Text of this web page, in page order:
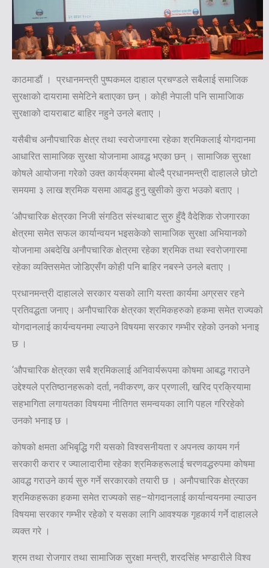
काठमाडौं । प्रधानमन्त्री पुष्पकमल दाहाल प्रचण्डले सबैलाई समाजिक
सुरक्षाको दायरामा समेटिने बताएका छन् । कोही नेपाली पनि सामाजिाक
सुरक्षाको दायराबाट बाहिर नहुने उनले बताए ।
यसैबीच अनौपचारिक क्षेत्र तथा स्वरोजगारमा रहेका श्रमिकलाई योगदानमा
आधारित सामाजिक सुरक्षा योजनामा आवद्ध भएका छन् । सामाजिक सुरक्षा
कोषले आयोजना गरेको उक्त कार्यक्रममा बोल्दै प्रधानमन्त्री दाहालले छोटो
समयमा ३ लाख श्रमिक यसमा आवद्ध हुनु खुसीको कुरा भउको बताए ।
‘औपचारिक क्षेत्रका निजी संगठित संस्थाबाट सुरु हुँदै वैदेशिक रोजगारका
क्षेत्रमा समेत सफल कार्यान्वयन भइसकेको सामाजिक सुरक्षा अभियानको
योजनामा अबदेखि अनौपचारिक क्षेत्रमा रहेका श्रमिक तथा स्वरोजगारमा
रहेका व्यक्तिसमेत जोडिएसँग कोही पनि बाहिर नबस्ने उनले बताए ।
प्रधानमन्त्री दाहालले सरकार यसको लागि यस्ता कार्यमा अग्रसर रहने
प्रतिवद्धता जनाए। अनौपचारिक क्षेत्रका श्रमिकहरुको हकमा समेत राज्यको
योगदानलाई कार्यन्वयनमा ल्याउने विषयमा सरकार गम्भीर रहेको उनको भनाइ
छ ।
‘औपचारिक क्षेत्रका सबै श्रमिकलाई अनिवार्यरूपमा कोषमा आबद्ध गराउने
उद्देश्यले प्रतिष्ठानहरूको दर्ता, नवीकरण, कर प्रणाली, खरिद प्रक्रियामा
सहभागिता लगायतका विषयमा नीतिगत समन्वयका लागि पहल गरिरहेको
उनको भनाइ छ ।
कोषको क्षमता अभिबृद्धि गरी यसको विश्वसनीयता र अपनत्व कायम गर्न
सरकारी करार र ज्यालादारीमा रहेका श्रमिकहरूलाई चरणवद्धरुपमा कोषमा
आवद्ध गराउने कार्य सुरु गर्ने सरकारको तयारी छ । अनौपचारिक क्षेत्रका
श्रमिकहरूका हकमा समेत राज्यको सह–योगदानलाई कार्यान्वयनमा ल्याउन
विषयमा सरकार गम्भीर रहेको र यसका लागि आवश्यक गृहकार्य गर्ने दाहालले
व्यक्त गरे ।
श्रम तथा रोजगार तथा सामाजिक सुरक्षा मन्त्री, शरदसिंह भण्डारीले विश्व